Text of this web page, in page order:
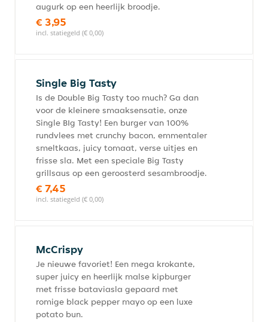
augurk op een heerlijk broodje.
€ 3,95
incl. statiegeld (€ 0,00)
Single Big Tasty
Is de Double Big Tasty too much? Ga dan
voor de kleinere smaaksensatie, onze
Single BIg Tasty! Een burger van 100%
rundvlees met crunchy bacon, emmentaler
smeltkaas, juicy tomaat, verse uitjes en
frisse sla. Met een speciale Big Tasty
grillsaus op een geroosterd sesambroodje.
€ 7,45
incl. statiegeld (€ 0,00)
McCrispy
Je nieuwe favoriet! Een mega krokante,
super juicy en heerlijk malse kipburger
met frisse bataviasla gepaard met
romige black pepper mayo op een luxe
potato bun.